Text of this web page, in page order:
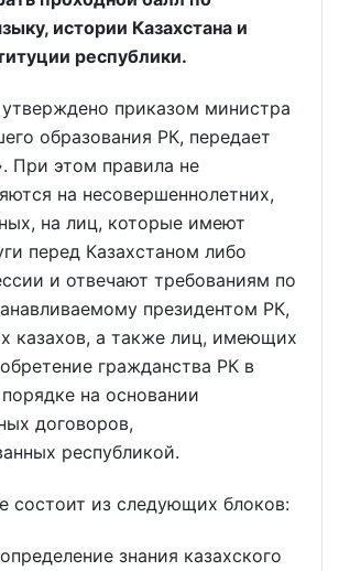
истории Казахстана и
республики.
приказом министра
образования РК, передает
При этом правила не
на несовершеннолетних,
на лиц, которые имеют
перед Казахстаном либо
и отвечают требованиям по
президентом РК,
казахов, а также лиц, имеющих
гражданства РК в
на основании
договоров,
республикой.
состоит из следующих блоков:
знания казахского